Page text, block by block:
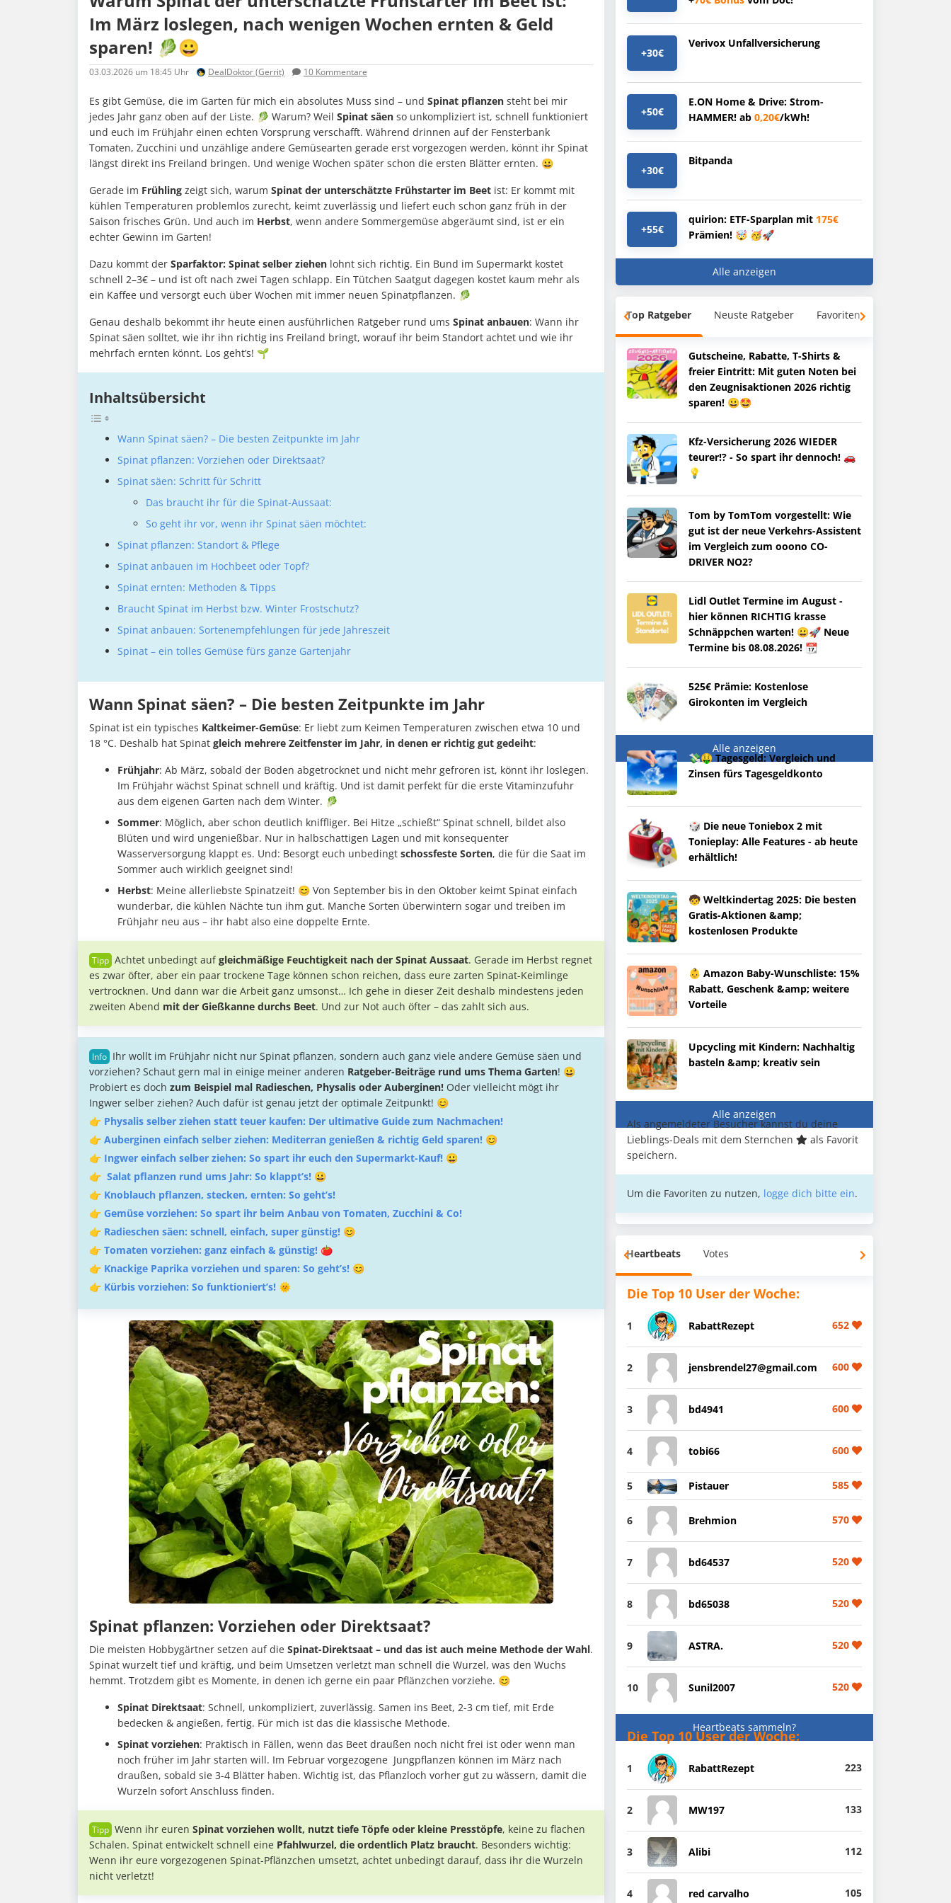
Im März loslegen, nach wenigen Wochen ernten & Geld
sparen! 🥬😀
03.03.2026 um 18:45 Uhr DealDoktor (Gerrit) 10 Kommentare
Es gibt Gemüse, die im Garten für mich ein absolutes Muss sind – und Spinat pflanzen steht bei mir
jedes Jahr ganz oben auf der Liste. 🥬 Warum? Weil Spinat säen so unkompliziert ist, schnell funktioniert
und euch im Frühjahr einen echten Vorsprung verschafft. Während drinnen auf der Fensterbank
Tomaten, Zucchini und unzählige andere Gemüsearten gerade erst vorgezogen werden, könnt ihr Spinat
längst direkt ins Freiland bringen. Und wenige Wochen später schon die ersten Blätter ernten. 😀
Gerade im Frühling zeigt sich, warum Spinat der unterschätzte Frühstarter im Beet ist: Er kommt mit
kühlen Temperaturen problemlos zurecht, keimt zuverlässig und liefert euch schon ganz früh in der
Saison frisches Grün. Und auch im Herbst, wenn andere Sommergemüse abgeräumt sind, ist er ein
echter Gewinn im Garten!
Dazu kommt der Sparfaktor: Spinat selber ziehen lohnt sich richtig. Ein Bund im Supermarkt kostet
schnell 2–3€ – und ist oft nach zwei Tagen schlapp. Ein Tütchen Saatgut dagegen kostet kaum mehr als
ein Kaffee und versorgt euch über Wochen mit immer neuen Spinatpflanzen. 🥬
Genau deshalb bekommt ihr heute einen ausführlichen Ratgeber rund ums Spinat anbauen: Wann ihr
Spinat säen solltet, wie ihr ihn richtig ins Freiland bringt, worauf ihr beim Standort achtet und wie ihr
mehrfach ernten könnt. Los geht’s! 🌱
Inhaltsübersicht
Wann Spinat säen? – Die besten Zeitpunkte im Jahr
Spinat pflanzen: Vorziehen oder Direktsaat?
Spinat säen: Schritt für Schritt
Das braucht ihr für die Spinat-Aussaat:
So geht ihr vor, wenn ihr Spinat säen möchtet:
Spinat pflanzen: Standort & Pflege
Spinat anbauen im Hochbeet oder Topf?
Spinat ernten: Methoden & Tipps
Braucht Spinat im Herbst bzw. Winter Frostschutz?
Spinat anbauen: Sortenempfehlungen für jede Jahreszeit
Spinat – ein tolles Gemüse fürs ganze Gartenjahr
Wann Spinat säen? – Die besten Zeitpunkte im Jahr
Spinat ist ein typisches Kaltkeimer-Gemüse: Er liebt zum Keimen Temperaturen zwischen etwa 10 und
18 °C. Deshalb hat Spinat gleich mehrere Zeitfenster im Jahr, in denen er richtig gut gedeiht:
Frühjahr: Ab März, sobald der Boden abgetrocknet und nicht mehr gefroren ist, könnt ihr loslegen.
Im Frühjahr wächst Spinat schnell und kräftig. Und ist damit perfekt für die erste Vitaminzufuhr
aus dem eigenen Garten nach dem Winter. 🥬
Sommer: Möglich, aber schon deutlich kniffliger. Bei Hitze „schießt“ Spinat schnell, bildet also
Blüten und wird ungenießbar. Nur in halbschattigen Lagen und mit konsequenter
Wasserversorgung klappt es. Und: Besorgt euch unbedingt schossfeste Sorten, die für die Saat im
Sommer auch wirklich geeignet sind!
Herbst: Meine allerliebste Spinatzeit! 😊 Von September bis in den Oktober keimt Spinat einfach
wunderbar, die kühlen Nächte tun ihm gut. Manche Sorten überwintern sogar und treiben im
Frühjahr neu aus – ihr habt also eine doppelte Ernte.
Achtet unbedingt aufgleichmäßige Feuchtigkeit nach der Spinat Aussaat. Gerade im Herbst regnet
es zwar öfter, aber ein paar trockene Tage können schon reichen, dass eure zarten Spinat-Keimlinge
vertrocknen. Und dann war die Arbeit ganz umsonst… Ich gehe in dieser Zeit deshalb mindestens jeden
zweiten Abend mit der Gießkanne durchs Beet. Und zur Not auch öfter – das zahlt sich aus.
Ihr wollt im Frühjahr nicht nur Spinat pflanzen, sondern auch ganz viele andere Gemüse säen und
vorziehen? Schaut gern mal in einige meiner anderen Ratgeber-Beiträge rund ums Thema Garten! 😀
Probiert es doch zum Beispiel mal Radieschen, Physalis oder Auberginen! Oder vielleicht mögt ihr
Ingwer selber ziehen? Auch dafür ist genau jetzt der optimale Zeitpunkt! 😊
👉 Physalis selber ziehen statt teuer kaufen: Der ultimative Guide zum Nachmachen!
👉 Auberginen einfach selber ziehen: Mediterran genießen & richtig Geld sparen! 😊
👉 Ingwer einfach selber ziehen: So spart ihr euch den Supermarkt-Kauf! 😀
👉 Salat pflanzen rund ums Jahr: So klappt’s! 😀
👉 Knoblauch pflanzen, stecken, ernten: So geht’s!
👉 Gemüse vorziehen: So spart ihr beim Anbau von Tomaten, Zucchini & Co!
👉 Radieschen säen: schnell, einfach, super günstig! 😊
👉 Tomaten vorziehen: ganz einfach & günstig! 🍅
👉 Knackige Paprika vorziehen und sparen: So geht’s! 😊
👉 Kürbis vorziehen: So funktioniert’s! 🌞
Spinat pflanzen: Vorziehen oder Direktsaat?
Die meisten Hobbygärtner setzen auf die Spinat-Direktsaat – und das ist auch meine Methode der Wahl.
Spinat wurzelt tief und kräftig, und beim Umsetzen verletzt man schnell die Wurzel, was den Wuchs
hemmt. Trotzdem gibt es Momente, in denen ich gerne ein paar Pflänzchen vorziehe. 😊
Spinat Direktsaat: Schnell, unkompliziert, zuverlässig. Samen ins Beet, 2-3 cm tief, mit Erde
bedecken & angießen, fertig. Für mich ist das die klassische Methode.
Spinat vorziehen: Praktisch in Fällen, wenn das Beet draußen noch nicht frei ist oder wenn man
noch früher im Jahr starten will. Im Februar vorgezogene Jungpflanzen können im März nach
draußen, sobald sie 3-4 Blätter haben. Wichtig ist, das Pflanzloch vorher gut zu wässern, damit die
Wurzeln sofort Anschluss finden.
Wenn ihr euren Spinat vorziehen wollt, nutzt tiefe Töpfe oder kleine Presstöpfe, keine zu flachen
Schalen. Spinat entwickelt schnell eine Pfahlwurzel, die ordentlich Platz braucht. Besonders wichtig:
Wenn ihr eure vorgezogenen Spinat-Pflänzchen umsetzt, achtet unbedingt darauf, dass ihr die Wurzeln
nicht verletzt!
+30€
Verivox Unfallversicherung
+50€
E.ON Home & Drive: Strom-
HAMMER! ab 0,20€/kWh!
+30€
Bitpanda
+55€
quirion: ETF-Sparplan mit 175€
Prämien! 🤯 🥳🚀
Alle anzeigen
Top Ratgeber Neuste Ratgeber Favoriten
Gutscheine, Rabatte, T-Shirts &
freier Eintritt: Mit guten Noten bei
den Zeugnisaktionen 2026 richtig
sparen! 😀🤩
Kfz-Versicherung 2026 WIEDER
teurer!? - So spart ihr dennoch! 🚗
💡
Tom by TomTom vorgestellt: Wie
gut ist der neue Verkehrs-Assistent
im Vergleich zum ooono CO-
DRIVER NO2?
Lidl Outlet Termine im August -
hier können RICHTIG krasse
Schnäppchen warten! 😀🚀 Neue
Termine bis 08.08.2026! 📆
525€ Prämie: Kostenlose
Girokonten im Vergleich
Alle anzeigen
💸🤑 Tagesgeld: Vergleich und
Zinsen fürs Tagesgeldkonto
🎲 Die neue Toniebox 2 mit
Tonieplay: Alle Features - ab heute
erhältlich!
🧒 Weltkindertag 2025: Die besten
Gratis-Aktionen &amp;
kostenlosen Produkte
👶 Amazon Baby-Wunschliste: 15%
Rabatt, Geschenk &amp; weitere
Vorteile
Upcycling mit Kindern: Nachhaltig
basteln &amp; kreativ sein
Alle anzeigen
Als angemeldeter Besucher kannst du deine
Lieblings-Deals mit dem Sternchen
als Favorit
speichern.
Um die Favoriten zu nutzen, logge dich bitte ein.
Heartbeats Votes
Die Top 10 User der Woche:
1 RabattRezept 652
2 jensbrendel27@gmail.com 600
3 bd4941 600
4 tobi66 600
5 Pistauer 585
6 Brehmion 570
7 bd64537 520
8 bd65038 520
9 ASTRA. 520
10 Sunil2007 520
Heartbeats sammeln?
Die Top 10 User der Woche:
1 RabattRezept 223
2 MW197 133
3 Alibi 112
4 red carvalho 105